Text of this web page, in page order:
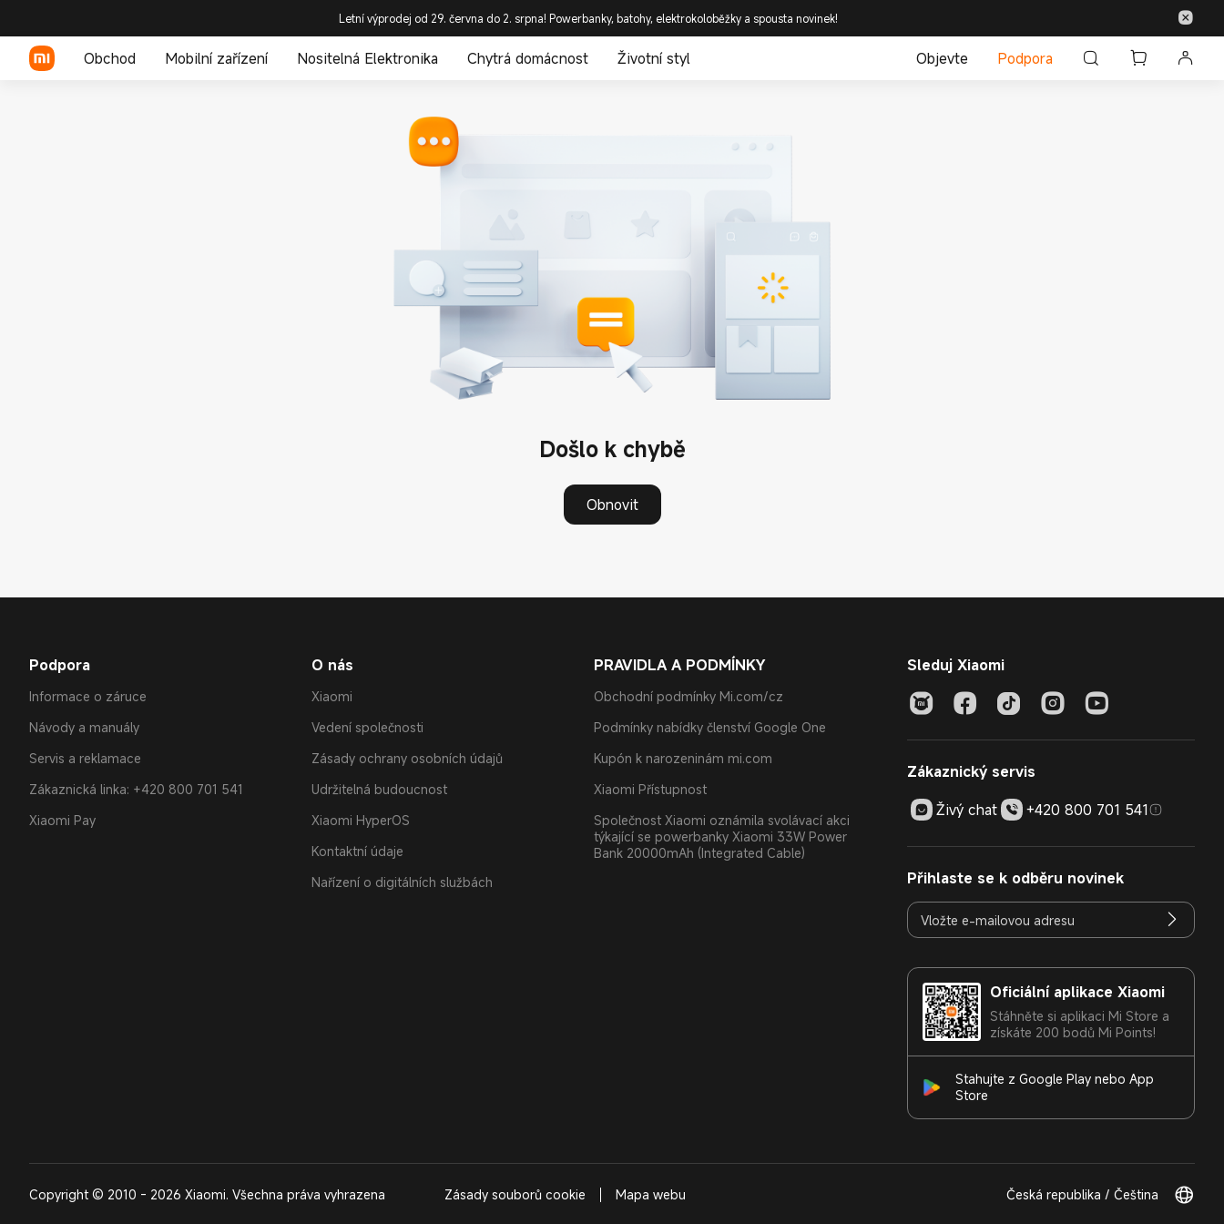
Letní výprodej od 29. června do 2. srpna! Powerbanky, batohy, elektrokoloběžky a spousta novinek!
Obchod Mobilní zařízení Nositelná Elektronika Chytrá domácnost Životní styl Objevte Podpora
Došlo k chybě
Obnovit
Podpora
Informace o záruce
Návody a manuály
Servis a reklamace
Zákaznická linka: +420 800 701 541
Xiaomi Pay
O nás
Xiaomi
Vedení společnosti
Zásady ochrany osobních údajů
Udržitelná budoucnost
Xiaomi HyperOS
Kontaktní údaje
Nařízení o digitálních službách
PRAVIDLA A PODMÍNKY
Obchodní podmínky Mi.com/cz
Podmínky nabídky členství Google One
Kupón k narozeninám mi.com
Xiaomi Přístupnost
Společnost Xiaomi oznámila svolávací akci
týkající se powerbanky Xiaomi 33W Power
Bank 20000mAh (Integrated Cable)
Sleduj Xiaomi
Zákaznický servis
Živý chat
+420 800 701 541
Přihlaste se k odběru novinek
Oficiální aplikace Xiaomi
Stáhněte si aplikaci Mi Store a
získáte 200 bodů Mi Points!
Stahujte z Google Play nebo App
Store
Copyright © 2010 - 2026 Xiaomi. Všechna práva vyhrazena Zásady souborů cookie Mapa webu Česká republika / Čeština